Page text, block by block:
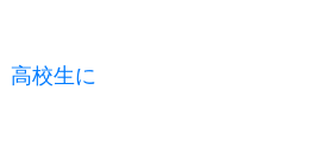
高校生に